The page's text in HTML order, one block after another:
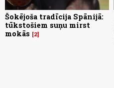
Šokējoša tradīcija Spānijā:
tūkstošiem suņu mirst
mokās
2